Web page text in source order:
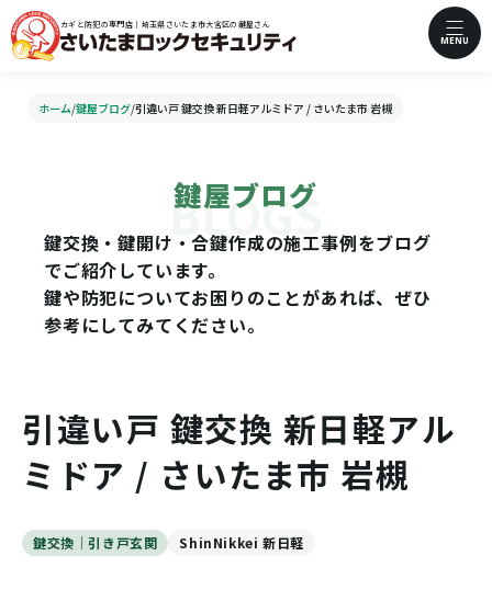
カギと防犯の専門店｜埼玉県さいたま市大宮区の鍵屋さん
MENU
ホーム/鍵屋ブログ/引違い戸 鍵交換 新日軽アルミドア / さいたま市 岩槻
鍵屋ブログ
鍵交換・鍵開け・合鍵作成の施工事例をブログ
でご紹介しています。
鍵や防犯についてお困りのことがあれば、ぜひ
参考にしてみてください。
引違い戸 鍵交換 新日軽アル
ミドア / さいたま市 岩槻
鍵交換｜引き戸玄関 ShinNikkei 新日軽